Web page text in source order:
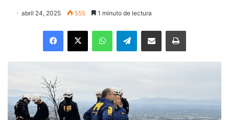
abril 24, 2025 555 1 minuto de lectura
Facebook
X WhatsAppTelegramEnviar vía email Imprimir